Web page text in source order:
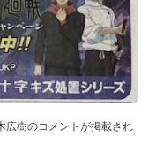
広樹のコメントが掲載され